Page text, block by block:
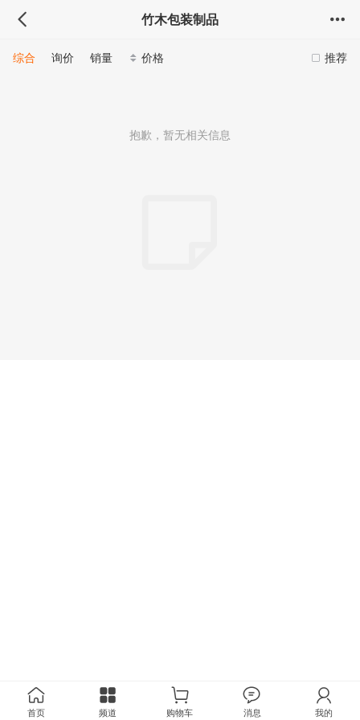
竹木包装制品
推荐
综合 询价 销量 价格
抱歉，暂无相关信息
首页 频道 购物车 消息 我的